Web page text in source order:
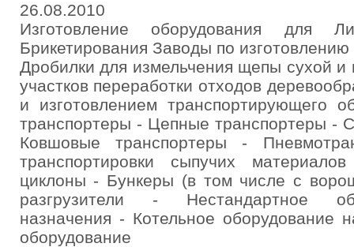
26.08.2010
Изготовление оборудования для
Брикетирования Заводы по
Дробилки для измельчения щепы сухой
участков переработки отходов
и изготовлением транспортирующего
транспортеры - Цепные транспортеры -
Ковшовые транспортеры -
транспортировки сыпучих
циклоны - Бункеры (в том числе с
разгрузители - Нестандартное
назначения - Котельное оборудование
оборудование